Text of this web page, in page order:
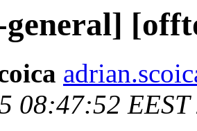
general]
08:47:52